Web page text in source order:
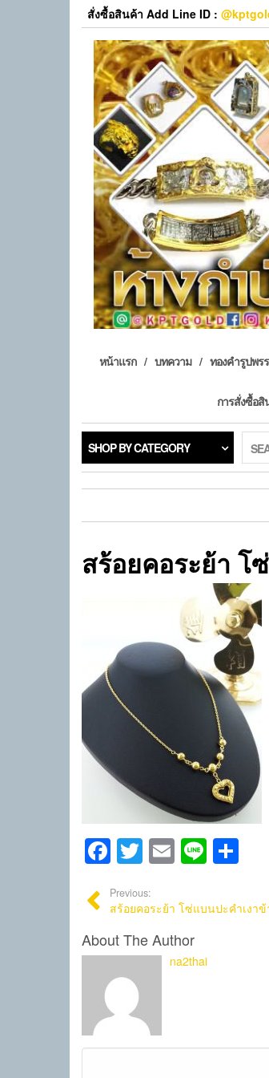
สั่งซื้อสินค้า Add Line ID :
หน้าแรก บทความ ทองคำรูปพ
การสั่งซื้อสิ
SHOP BY CATEGORY
สร้อยคอระย้า โ
Facebook
Twitter
Email
Line
Previous:
สร้อยคอระย้า โซ่แบนปะคำเงา
About The Author
na2thai